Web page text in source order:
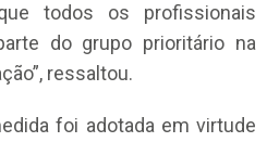
todos os profissionais
do grupo prioritário na
ressaltou.
foi adotada em virtude